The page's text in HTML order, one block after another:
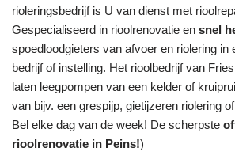
rioleringsbedrijf is U van dienst met
Gespecialiseerd in rioolrenovatie en snel
spoedloodgieters van afvoer en riolering in
bedrijf of instelling. Het rioolbedrijf van
laten leegpompen van een kelder of
van bijv. een grespijp, gietijzeren riolering
Bel elke dag van de week! De scherpste
rioolrenovatie in Peins!)